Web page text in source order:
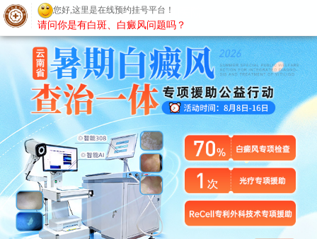
昆明白癜风医院
您好,这里是在线预约挂号平台！
请问你是有白斑、白癜风问题吗？